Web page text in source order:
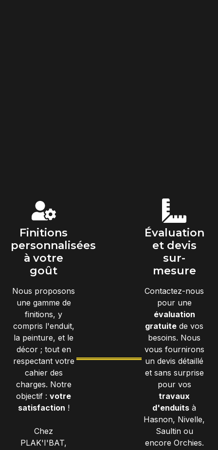
Finitions
personnalisées
à votre
goût
Nous proposons
une gamme de
finitions, y
compris l'enduit,
la peinture, et le
décor ; tout en
respectant votre
cahier des
charges. Notre
objectif :votre
satisfaction !
Chez
PLAK'I'BAT,
Évaluation
et devis
sur-
mesure
Contactez-nous
pour une
évaluation
gratuite de vos
besoins. Nous
vous fournirons
un devis détaillé
et sans surprise
pour vos
travaux
d'enduits à
Hasnon, Nivelle,
Saultin ou
encore Orchies.